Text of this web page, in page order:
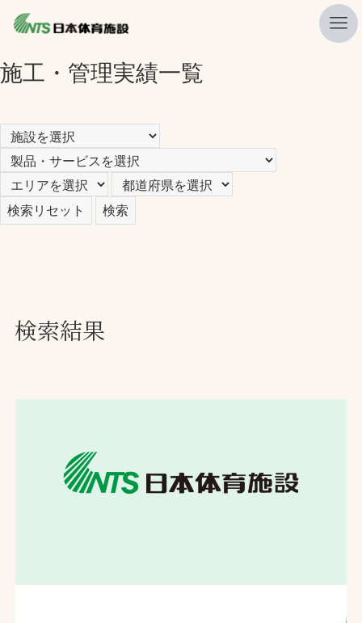
/** * Template Name:検索用テンプレート */
施工・管理実績一覧
私たちの強み
プレスリリース
レポート
製品・サービス一覧
プライバシーポリシー
検索結果